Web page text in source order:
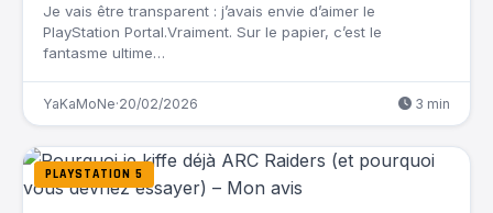
Je vais être transparent : j’avais envie d’aimer le
PlayStation Portal.Vraiment. Sur le papier, c’est le
fantasme ultime…
YaKaMoNe·20/02/2026 3 min
PLAYSTATION 5